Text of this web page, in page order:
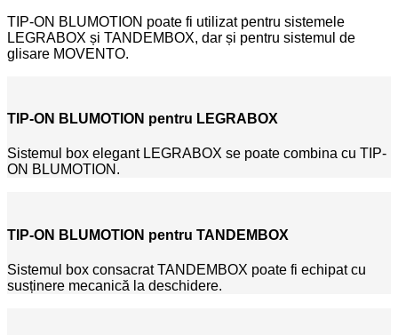
TIP-ON BLUMOTION poate fi utilizat pentru sistemele
LEGRABOX și TANDEMBOX, dar și pentru sistemul de
glisare MOVENTO.
TIP-ON BLUMOTION pentru LEGRABOX
Sistemul box elegant LEGRABOX se poate combina cu TIP-
ON BLUMOTION.
TIP-ON BLUMOTION pentru TANDEMBOX
Sistemul box consacrat TANDEMBOX poate fi echipat cu
susținere mecanică la deschidere.